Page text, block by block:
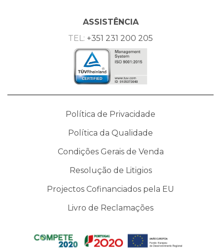
ASSISTÊNCIA
TEL: +351 231 200 205
Política de Privacidade
Política da Qualidade
Condições Gerais de Venda
Resolução de Litigios
Projectos Cofinanciados pela EU
Livro de Reclamações